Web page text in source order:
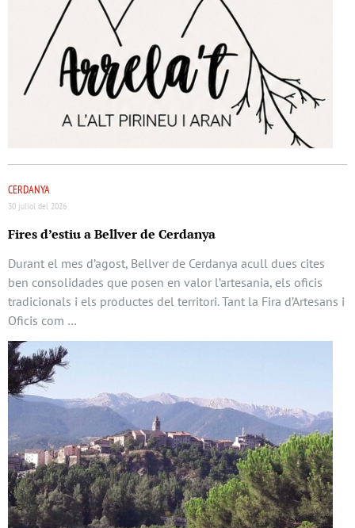
CERDANYA
30 juliol del 2026
Fires d’estiu a Bellver de Cerdanya
Durant el mes d’agost, Bellver de Cerdanya acull dues cites
ben consolidades que posen en valor l’artesania, els oficis
tradicionals i els productes del territori. Tant la Fira d’Artesans i
Oficis com …